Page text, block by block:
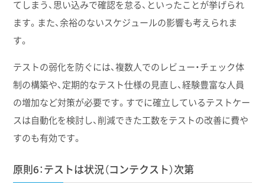
てしまう、思い込みで確認を怠る、といったことが挙げられ
ます。また、余裕のないスケジュールの影響も考えられま
す。
テストの弱化を防ぐには、複数人でのレビュー・チェック体
制の構築や、定期的なテスト仕様の見直し、経験豊富な人員
の増加など対策が必要です。すでに確立しているテストケー
スは自動化を検討し、削減できた工数をテストの改善に費や
すのも有効です。
原則6：テストは状況（コンテクスト）次第